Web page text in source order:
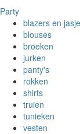
Party
blazers en
blouses
broeken
jurken
panty's
rokken
shirts
truien
tunieken
vesten